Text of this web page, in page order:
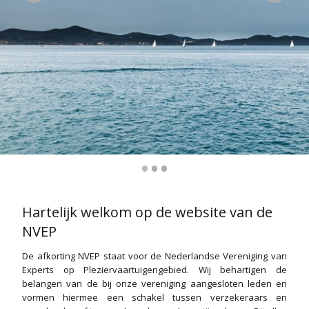
•••
Hartelijk welkom op de website van de
NVEP
De afkorting NVEP staat voor de Nederlandse Vereniging van
Experts op Pleziervaartuigengebied. Wij behartigen de
belangen van de bij onze vereniging aangesloten leden en
vormen hiermee een schakel tussen verzekeraars en